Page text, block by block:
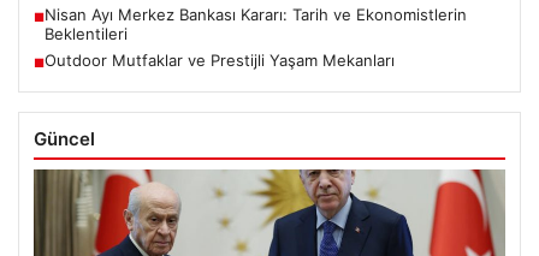
■Nisan Ayı Merkez Bankası Kararı: Tarih ve Ekonomistlerin
Beklentileri
■Outdoor Mutfaklar ve Prestijli Yaşam Mekanları
Güncel